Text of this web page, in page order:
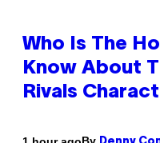
Who Is The
Know About
Rivals